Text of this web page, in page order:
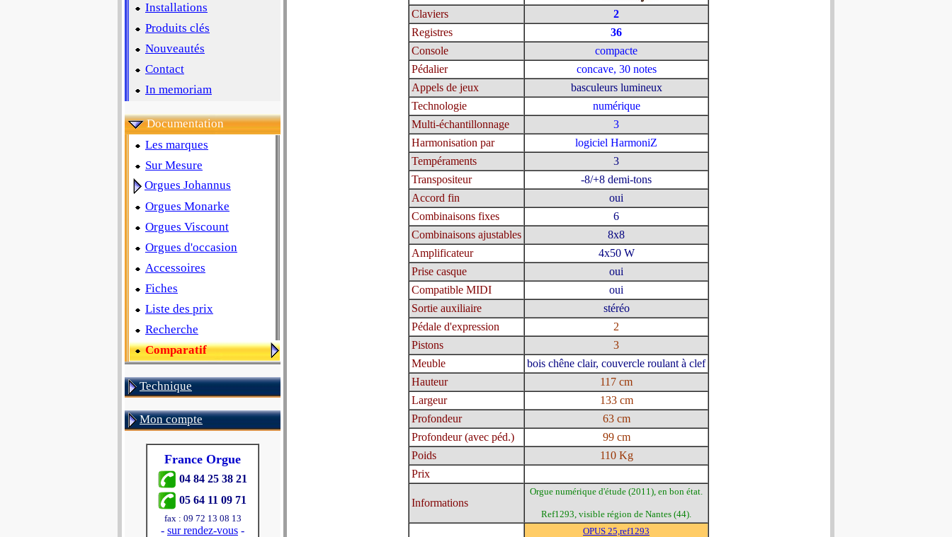
Installations
Produits clés
Nouveautés
Contact
In memoriam
Documentation
Les marques
Sur Mesure
Orgues Johannus
Orgues Monarke
Orgues Viscount
Orgues d'occasion
Accessoires
Fiches
Liste des prix
Recherche
Comparatif
Technique
Mon compte
France Orgue
04 84 25 38 21
05 64 11 09 71
fax : 09 72 13 08 13
- sur rendez-vous -
Claviers
2
Registres
36
Console
compacte
Pédalier
concave, 30 notes
Appels de jeux
basculeurs lumineux
Technologie
numérique
Multi-échantillonnage
3
Harmonisation par
logiciel HarmoniZ
Tempéraments
3
Transpositeur
-8/+8 demi-tons
Accord fin
oui
Combinaisons fixes
6
Combinaisons ajustables
8x8
Amplificateur
4x50 W
Prise casque
oui
Compatible MIDI
oui
Sortie auxiliaire
stéréo
Pédale d'expression
2
Pistons
3
Meuble
bois chêne clair, couvercle roulant à clef
Hauteur
117 cm
Largeur
133 cm
Profondeur
63 cm
Profondeur (avec péd.)
99 cm
Poids
110 Kg
Prix
Informations
Orgue numérique d'étude (2011), en bon état.
Ref1293, visible région de Nantes (44).
OPUS 25,ref1293